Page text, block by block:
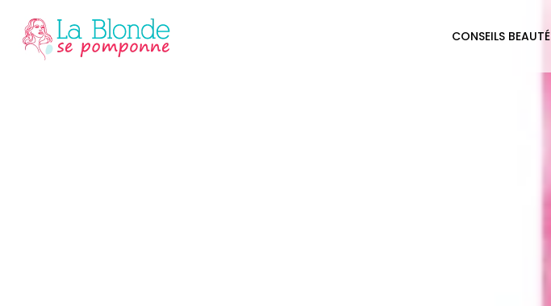
CONSEILS BEAUTÉ